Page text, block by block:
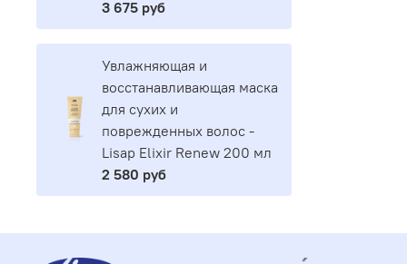
3 675 руб
Увлажняющая и
восстанавливающая маска
для сухих и
поврежденных волос -
Lisap Elixir Renew 200 мл
2 580 руб